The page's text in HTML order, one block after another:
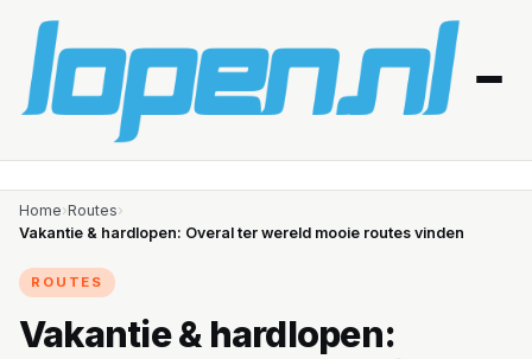
Home
Home›Routes›
Vakantie & hardlopen: Overal ter wereld mooie routes vinden
ROUTES
Vakantie & hardlopen: